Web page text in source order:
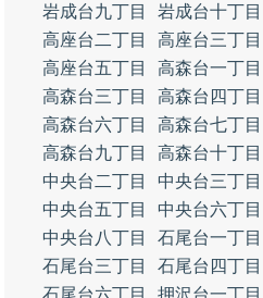
岩成台九丁目
岩成台十丁目
高座台二丁目
高座台三丁目
高座台五丁目
高森台一丁目
高森台三丁目
高森台四丁目
高森台六丁目
高森台七丁目
高森台九丁目
高森台十丁目
中央台二丁目
中央台三丁目
中央台五丁目
中央台六丁目
中央台八丁目
石尾台一丁目
石尾台三丁目
石尾台四丁目
石尾台六丁目
押沢台一丁目